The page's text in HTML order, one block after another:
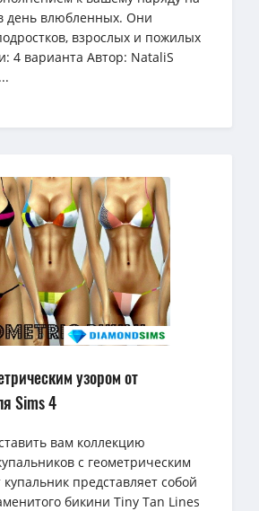
день влюбленных. Они
взрослых и пожилых
4 варианта Автор: NataliS
узором от
Sims 4
вам коллекцию
с геометрическим
представляет собой
бикини Tiny Tan Lines